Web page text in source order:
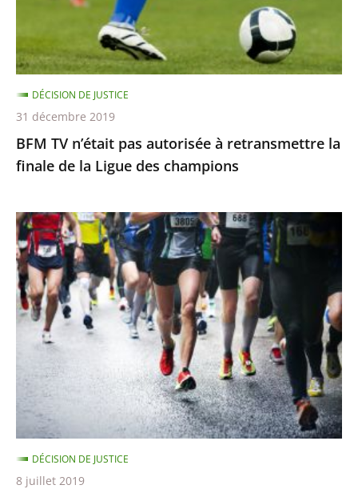
retransmettre
la
finale
de
la
Ligue
des
champions
BFM TV n’était pas autorisée à retransmettre la
finale de la Ligue des champions
DÉCISION DE JUSTICE
31 décembre 2019
Suspension
provisoire
de
Clémence
Calvin
DÉCISION DE JUSTICE
8 juillet 2019